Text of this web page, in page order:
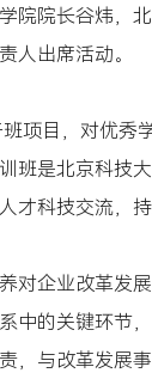
院院长谷炜，
人出席活动。
项目，对优秀
班是北京科技
才科技交流，
对企业改革发
中的关键环节
，与改革发展